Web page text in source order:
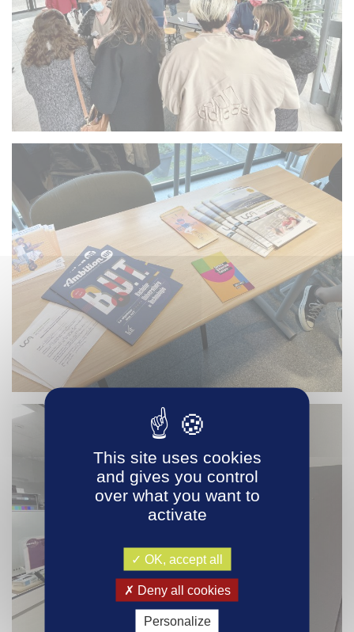
This site uses cookies
and gives you control
over what you want to
activate
OK, accept all
Deny all cookies
Personalize